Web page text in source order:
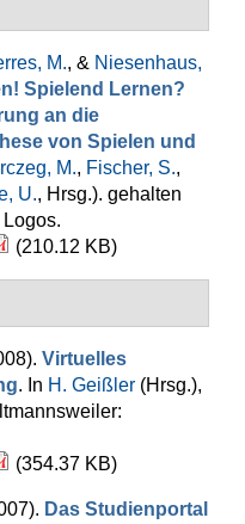
M., & Niesenhaus,
Spielend Lernen?
an die
von Spielen und
M., Fischer, S.,
U., Hrsg.). gehalten
(210.12 KB)
Virtuelles
. In H. Geißler (Hrsg.),
(354.37 KB)
Das Studienportal